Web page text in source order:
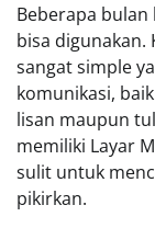
Beberapa
bisa digunakan.
sangat simple
komunikasi,
lisan maupun
memiliki Layar
sulit untuk
pikirkan.